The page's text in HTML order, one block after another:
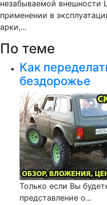
незабываемой
применении в
арки,...
По теме
Как
бездорожье
Только если Вы
представление о...